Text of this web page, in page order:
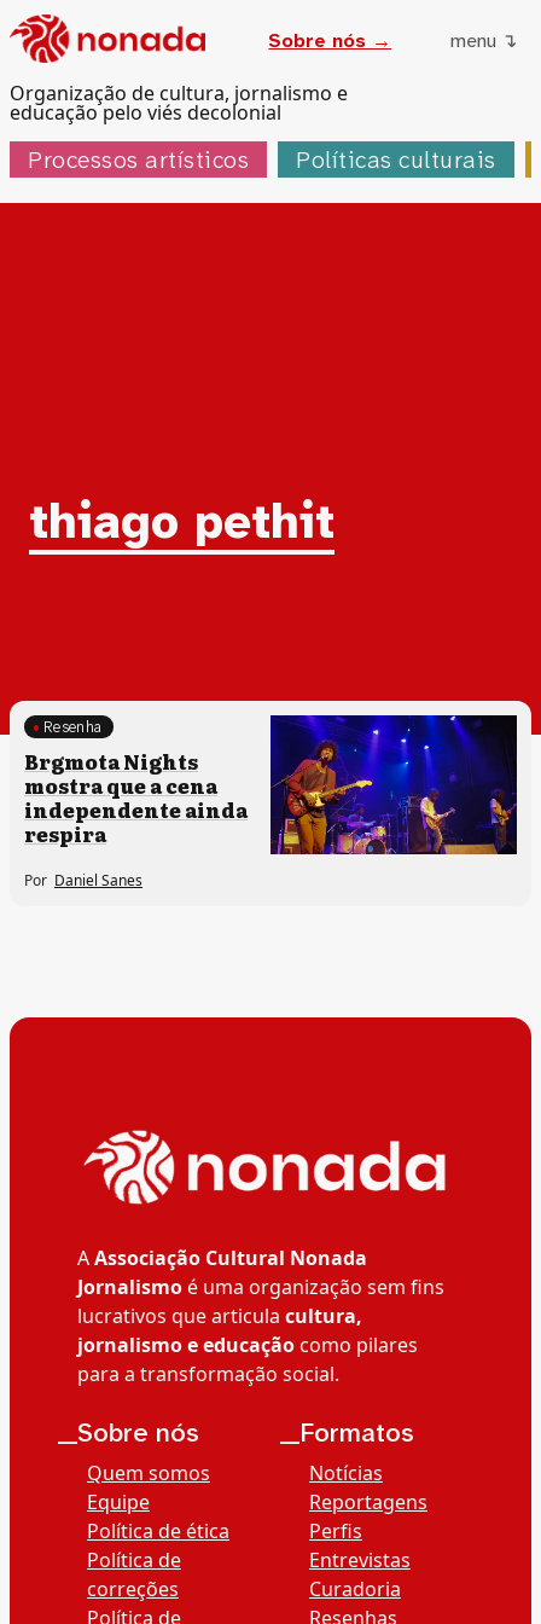
Organização de cultura, jornalismo e
educação pelo viés decolonial
Sobre nós → menu ↴
Processos artísticos Políticas culturais
Tag:
thiago pethit
Processos artísticos
Resenha
Brgmota Nights
mostra que a cena
independente ainda
respira
Por Daniel Sanes
AAssociação Cultural Nonada
Jornalismoé uma organização sem fins
lucrativos que articula cultura,
jornalismo e educaçãocomo pilares
para a transformação social.
__Sobre nós
Quem somos
Equipe
Política de ética
Política de
correções
Política de
__Formatos
Notícias
Reportagens
Perfis
Entrevistas
Curadoria
Resenhas